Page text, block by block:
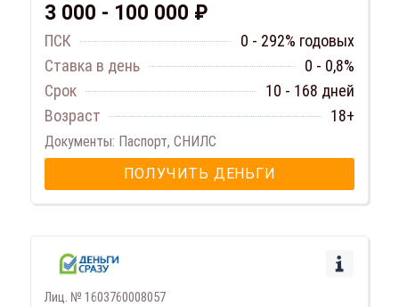
3 000 - 100 000 ₽
ПСК
0 - 292% годовых
Ставка в день
0 - 0,8%
Срок
10 - 168 дней
Возраст
18+
Документы: Паспорт, СНИЛС
ПОЛУЧИТЬ ДЕНЬГИ
Лиц. № 1603760008057